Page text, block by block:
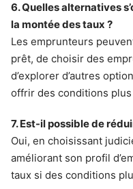
6. Quelles alternatives
la montée des taux ?
Les emprunteurs
prêt, de choisir des
d’explorer d’autres
offrir des conditions
7. Est-il possible de
Oui, en choisissant
améliorant son profil
taux si des conditions